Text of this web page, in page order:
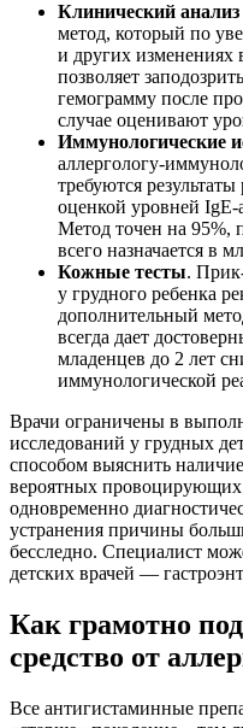
Клинический
метод, который по
и других изменениях
позволяет
гемограмму после
случае оценивают
Иммунологические
аллергологу-
требуются
оценкой уровней
Метод точен на 95%,
всего назначается в
Кожные тесты.
у грудного ребенка
дополнительный
всегда дает
младенцев до 2 лет
иммунологической
Врачи ограничены в
исследований у грудных
способом выяснить
вероятных провоцирующих
одновременно
устранения причины
бесследно. Специалист
детских врачей —
Как грамотно
средство от
Все антигистаминные